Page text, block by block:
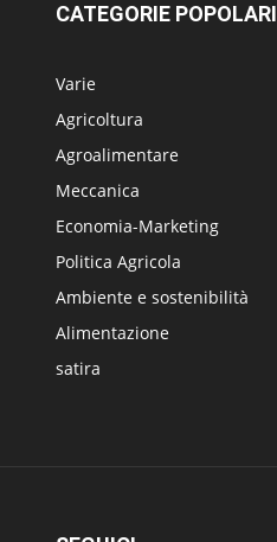
CATEGORIE POPOLARI
Varie
Agricoltura
Agroalimentare
Meccanica
Economia-Marketing
Politica Agricola
Ambiente e sostenibilità
Alimentazione
satira